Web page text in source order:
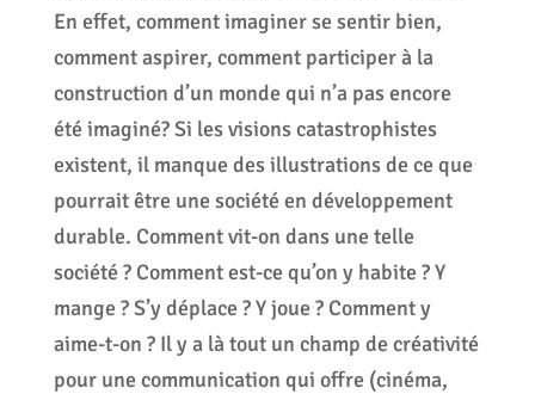
En effet, comment imaginer se sentir bien,
comment aspirer, comment participer à la
construction d’un monde qui n’a pas encore
été imaginé? Si les visions catastrophistes
existent, il manque des illustrations de ce que
pourrait être une société en développement
durable. Comment vit-on dans une telle
société ? Comment est-ce qu’on y habite ? Y
mange ? S’y déplace ? Y joue ? Comment y
aime-t-on ? Il y a là tout un champ de créativité
pour une communication qui offre (cinéma,